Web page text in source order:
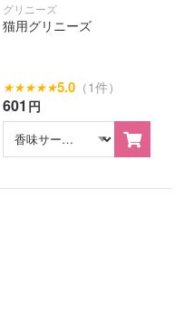
グリニーズ
猫用グリニーズ
★★★★★5.0（1件）
601 円